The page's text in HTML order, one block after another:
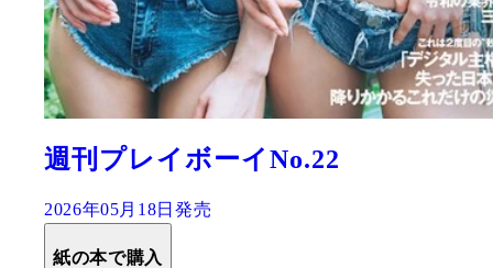
週刊プレイボーイNo.22
2026年05月18日発売
紙の本で購入